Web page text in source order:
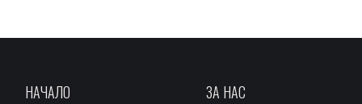
НАЧАЛО
ЗА НАС